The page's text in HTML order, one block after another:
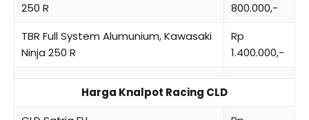
250 R
800.000,-
TBR Full System Alumunium, Kawasaki
Ninja 250 R
Rp
1.400.000,-
Harga Knalpot Racing CLD